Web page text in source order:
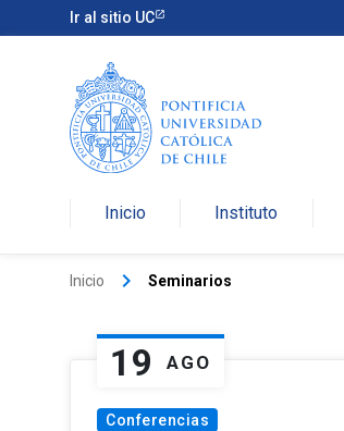
Ir al sitio UC
Inicio Instituto
Inicio keyboard_arrow_right Seminarios
19 AGO
Conferencias